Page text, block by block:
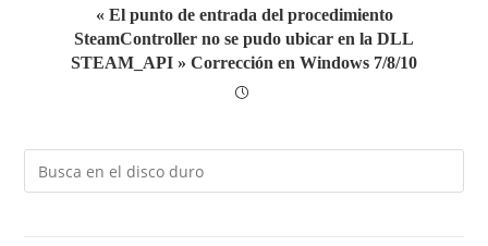
« El punto de entrada del procedimiento
SteamController no se pudo ubicar en la DLL
STEAM_API » Corrección en Windows 7/8/10